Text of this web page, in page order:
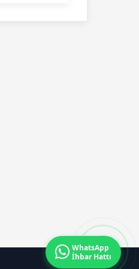
WhatsApp
İhbar Hattı